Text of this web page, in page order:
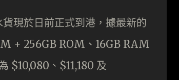
現於日前正式到港，據最新的
+ 256GB ROM、16GB RAM
$10,080、$11,180 及